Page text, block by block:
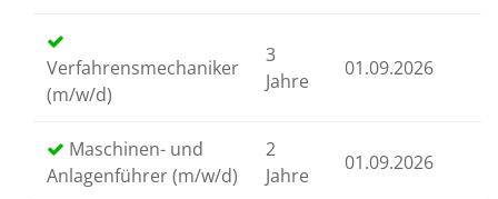
Verfahrensmechaniker
(m/w/d)
3
Jahre
01.09.2026
Maschinen- und
Anlagenführer (m/w/d)
2
Jahre
01.09.2026